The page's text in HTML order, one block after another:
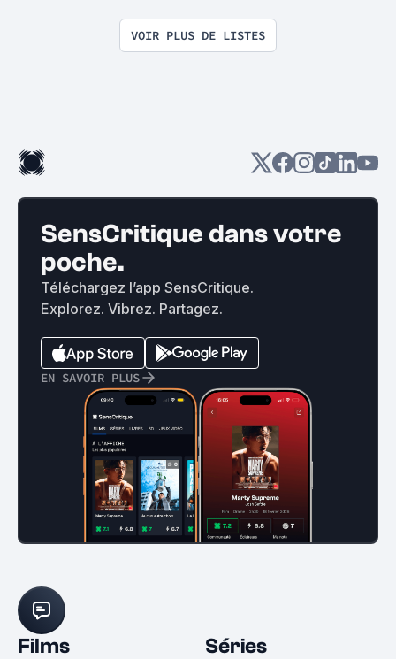
VOIR PLUS DE LISTES
SensCritique dans votre
poche.
Téléchargez l’app SensCritique.
Explorez. Vibrez. Partagez.
EN SAVOIR PLUS
Films Séries